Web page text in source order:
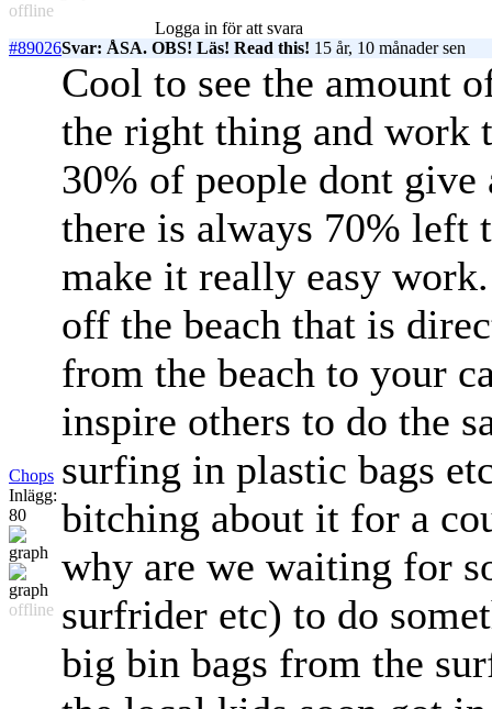
offline
Logga in för att svara
#89026Svar: ÅSA. OBS! Läs! Read this! 15 år, 10 månader sen
Chops
Inlägg:
80
offline
Cool to see the amount
the right thing and work
30% of people dont give
there is always 70% left
make it really easy
off the beach that is
from the beach to your
inspire others to do the
surfing in plastic bags
bitching about it for a
why are we waiting for
surfrider etc) to do
big bin bags from the